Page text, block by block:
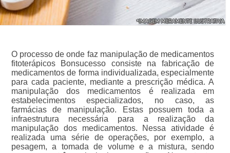
O processo de onde faz manipulação de medicamentos
fitoterápicos Bonsucesso consiste na fabricação de
medicamentos de forma individualizada, especialmente
para cada paciente, mediante a prescrição médica. A
manipulação dos medicamentos é realizada em
estabelecimentos especializados, no caso, as
farmácias de manipulação. Estas possuem toda a
infraestrutura necessária para a realização da
manipulação dos medicamentos. Nessa atividade é
realizada uma série de operações, por exemplo, a
pesagem, a tomada de volume e a mistura, sendo